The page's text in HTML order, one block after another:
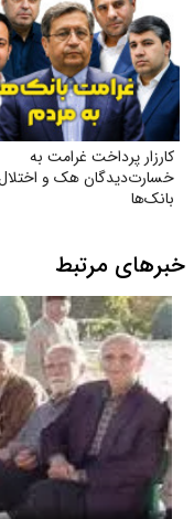
کارزار پرداخت غرامت به
خسارت‌دیدگان هک و
بانک‌ها
خبرهای مرتبط